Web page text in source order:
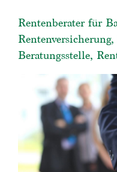
Rentenberater für
Beratungsstelle,